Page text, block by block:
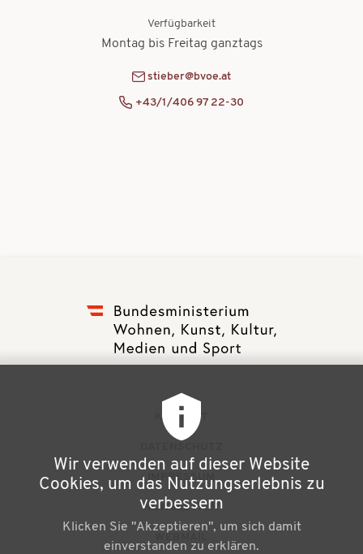
Verfügbarkeit
Montag bis Freitag ganztags
stieber@bvoe.at
+43/1/406 97 22-30
ß
e
KONTAKT
IMPRESSUM
NEWSLETTER
Wir verwenden auf dieser Website
Cookies, um das Nutzungserlebnis zu
verbessern
Klicken Sie "Akzeptieren", um sich damit
einverstanden zu erklären.